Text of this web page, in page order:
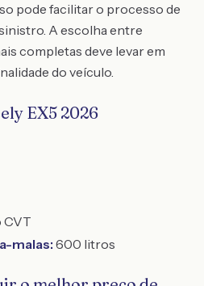
pode facilitar o processo de
A escolha entre
completas deve levar em
do veículo.
EX5 2026
CVT
malas:600 litros